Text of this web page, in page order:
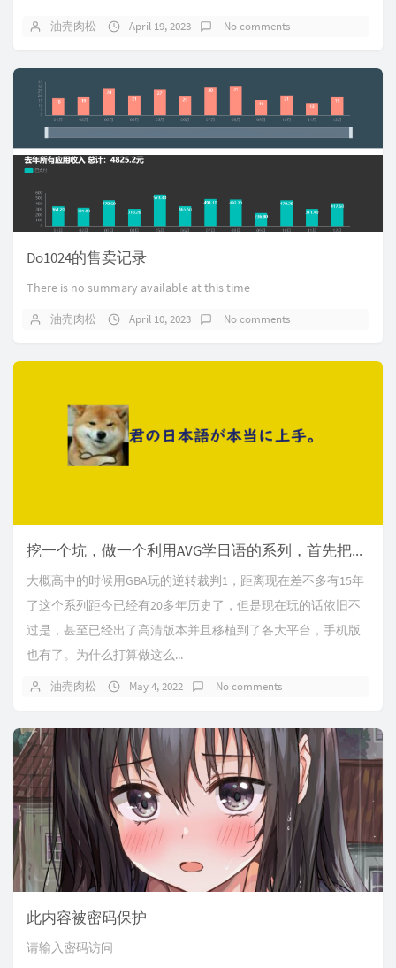
油売肉松 April 19, 2023 No comments
Do1024的售卖记录
There is no summary available at this time
油売肉松 April 10, 2023 No comments
挖一个坑，做一个利用AVG学日语的系列，首先把逆转裁判全系列日语版玩一遍！
大概高中的时候用GBA玩的逆转裁判1，距离现在差不多有15年
了这个系列距今已经有20多年历史了，但是现在玩的话依旧不
过是，甚至已经出了高清版本并且移植到了各大平台，手机版
也有了。为什么打算做这么...
油売肉松 May 4, 2022 No comments
此内容被密码保护
请输入密码访问